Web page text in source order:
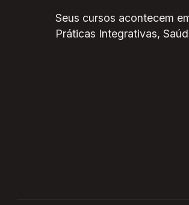
Seus cursos acontecem
Práticas Integrativas,